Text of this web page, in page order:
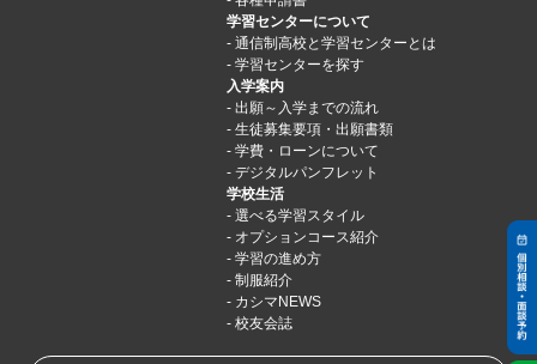
学習センターについて
通信制高校と学習センターとは
学習センターを探す
入学案内
出願～入学までの流れ
生徒募集要項・出願書類
学費・ローンについて
デジタルパンフレット
学校生活
選べる学習スタイル
オプションコース紹介
学習の進め方
制服紹介
カシマNEWS
校友会誌